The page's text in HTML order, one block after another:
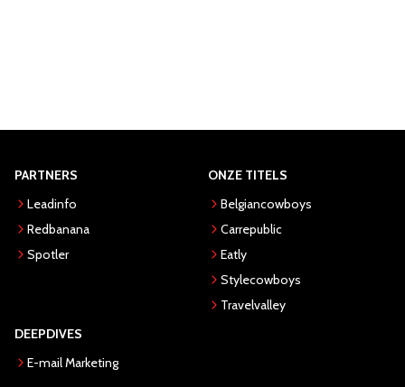
PARTNERS
Leadinfo
Redbanana
Spotler
ONZE TITELS
Belgiancowboys
Carrepublic
Eatly
Stylecowboys
Travelvalley
DEEPDIVES
E-mail Marketing